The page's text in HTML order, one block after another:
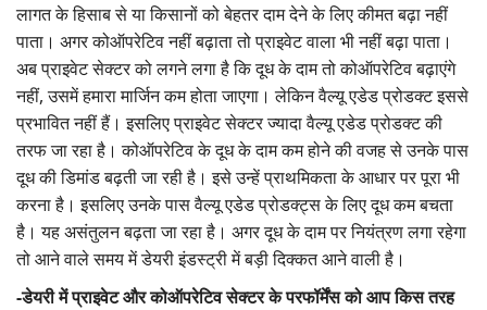
लागत के हिसाब से या किसानों को बेहतर दाम देने के लिए कीमत बढ़ा नहीं
पाता। अगर कोऑपरेटिव नहीं बढ़ाता तो प्राइवेट वाला भी नहीं बढ़ा पाता।
अब प्राइवेट सेक्टर को लगने लगा है कि दूध के दाम तो कोऑपरेटिव बढ़ाएंगे
नहीं, उसमें हमारा मार्जिन कम होता जाएगा। लेकिन वैल्यू एडेड प्रोडक्ट इससे
प्रभावित नहीं हैं। इसलिए प्राइवेट सेक्टर ज्यादा वैल्यू एडेड प्रोडक्ट की
तरफ जा रहा है। कोऑपरेटिव के दूध के दाम कम होने की वजह से उनके पास
दूध की डिमांड बढ़ती जा रही है। इसे उन्हें प्राथमिकता के आधार पर पूरा भी
करना है। इसलिए उनके पास वैल्यू एडेड प्रोडक्ट्स के लिए दूध कम बचता
है। यह असंतुलन बढ़ता जा रहा है। अगर दूध के दाम पर नियंत्रण लगा रहेगा
तो आने वाले समय में डेयरी इंडस्ट्री में बड़ी दिक्कत आने वाली है।
-डेयरी में प्राइवेट और कोऑपरेटिव सेक्टर के परफॉर्मेंस को आप किस तरह